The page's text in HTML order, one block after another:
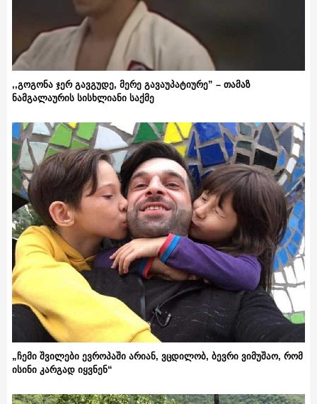
,,გოგონა ჯერ გავგუდე, მერე გავაუპატიურე” – თამაზ
ნამგალაურის სისხლიანი საქმე
„ჩემი შვილები ევროპაში არიან, ვცდილობ, ბევრი ვიმუშაო, რომ
ისინი კარგად იყვნენ“